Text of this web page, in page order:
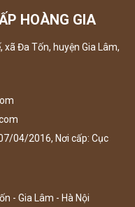
HOÀNG GIA
xã Đa Tốn, huyện Gia Lâm,
04/2016, Nơi cấp: Cục
- Gia Lâm - Hà Nội